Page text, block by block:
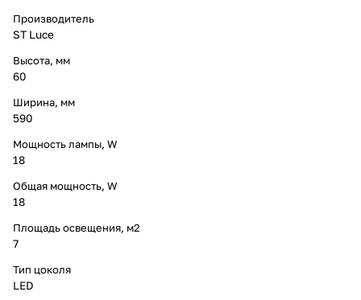
Производитель
ST Luce
Высота, мм
60
Ширина, мм
590
Мощность лампы, W
18
Общая мощность, W
18
Площадь освещения, м2
7
Тип цоколя
LED